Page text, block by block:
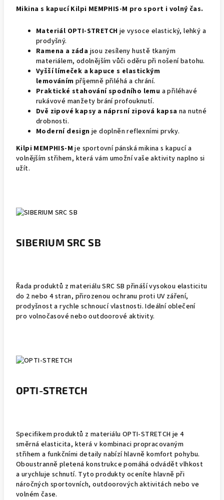
Mikina s kapucí Kilpi MEMPHIS-M pro sport i volný čas.
Materiál OPTI-STRETCH je vysoce elastický, lehký a
prodyšný.
Ramena a záda jsou zesíleny hustě tkaným
materiálem, odolnějším vůči oděru při nošení batohu.
Vyšší límeček a kapuce s elastickým
lemováním příjemně přiléhá a chrání.
Praktické stahování spodního lemu a přiléhavé
rukávové manžety brání profouknutí.
Dvě zipové kapsy a náprsní zipová kapsa na nutné
drobnosti.
Moderní design je doplněn reflexními prvky.
Kilpi MEMPHIS-M je sportovní pánská mikina s kapucí a
volnějším střihem, která vám umožní vaše aktivity naplno si
užít.
SIBERIUM SRC SB
Řada produktů z materiálu SRC SB přináší vysokou elasticitu
do 2 nebo 4 stran, přirozenou ochranu proti UV záření,
prodyšnost a rychle schnoucí vlastnosti. Ideální oblečení
pro volnočasové nebo outdoorové aktivity.
OPTI-STRETCH
Specifikem produktů z materiálu OPTI-STRETCH je 4
směrná elasticita, která v kombinaci propracovaným
střihem a funkčními detaily nabízí hlavně komfort pohybu.
Oboustranně pletená konstrukce pomáhá odvádět vlhkost
a urychluje schnutí. Tyto produkty oceníte hlavně při
náročných sportovních, outdoorových aktivitách nebo ve
volném čase.